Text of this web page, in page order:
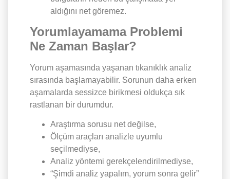
aldığını net göremez.
Yorumlayamama Problemi
Ne Zaman Başlar?
Yorum aşamasında yaşanan tıkanıklık analiz
sırasında başlamayabilir. Sorunun daha erken
aşamalarda sessizce birikmesi oldukça sık
rastlanan bir durumdur.
Araştırma sorusu net değilse,
Ölçüm araçları analizle uyumlu
seçilmediyse,
Analiz yöntemi gerekçelendirilmediyse,
“Şimdi analiz yapalım, yorum sonra gelir”